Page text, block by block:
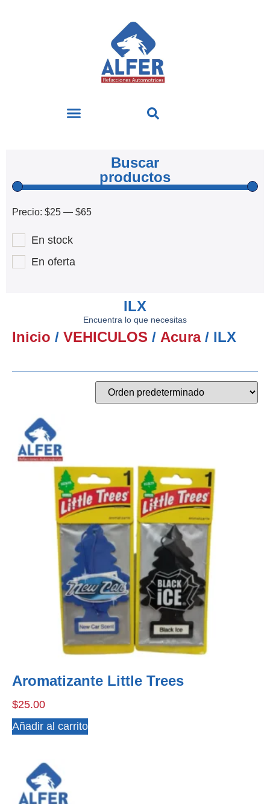
Buscar
productos
Precio: $25 — $65
En stock
En oferta
ILX
Encuentra lo que necesitas
Inicio / VEHICULOS / Acura/ ILX
Aromatizante Little Trees
$25.00
Añadir al carrito